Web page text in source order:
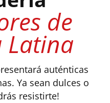
de
Latina
auténticas
Ya sean dulces o
resistirte!